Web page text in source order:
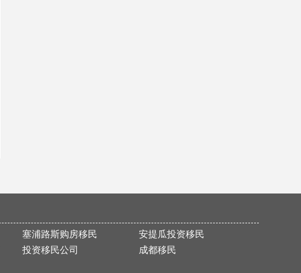
恭喜N先生澳洲132投资移民项目获批
塞浦路斯购房移民
安提瓜投资移民
投资移民公司 成都移民